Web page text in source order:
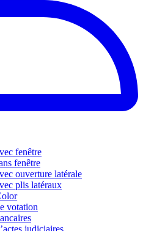
fenêtre
fenêtre
ouverture latérale
plis latéraux
votation